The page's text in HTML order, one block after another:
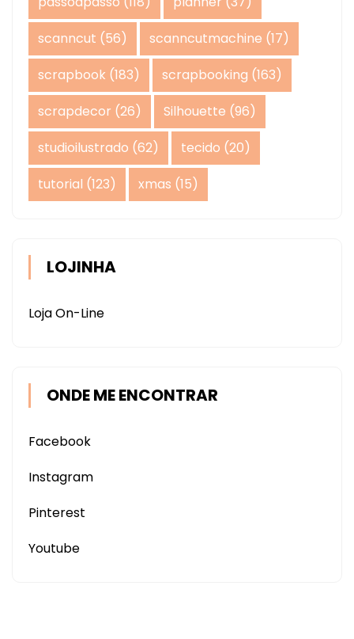
scanncut (56) scanncutmachine (17)
scrapbook (183) scrapbooking (163)
scrapdecor (26) Silhouette (96)
studioilustrado (62) tecido (20)
tutorial (123) xmas (15)
LOJINHA
Loja On-Line
ONDE ME ENCONTRAR
Facebook
Instagram
Pinterest
Youtube